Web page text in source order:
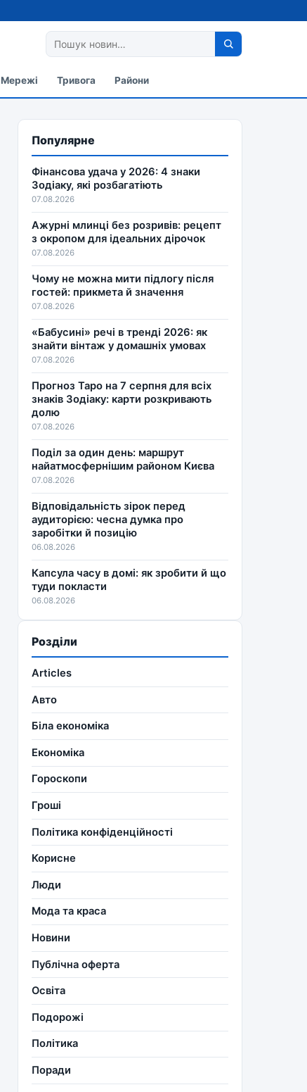
Мережі Тривога Райони
Популярне
Фінансова удача у 2026: 4 знаки
Зодіаку, які розбагатіють
07.08.2026
Ажурні млинці без розривів: рецепт
з окропом для ідеальних дірочок
07.08.2026
Чому не можна мити підлогу після
гостей: прикмета й значення
07.08.2026
«Бабусині» речі в тренді 2026: як
знайти вінтаж у домашніх умовах
07.08.2026
Прогноз Таро на 7 серпня для всіх
знаків Зодіаку: карти розкривають
долю
07.08.2026
Поділ за один день: маршрут
найатмосфернішим районом Києва
07.08.2026
Відповідальність зірок перед
аудиторією: чесна думка про
заробітки й позицію
06.08.2026
Капсула часу в домі: як зробити й що
туди покласти
06.08.2026
Розділи
Articles
Авто
Біла економіка
Економіка
Гороскопи
Гроші
Політика конфіденційності
Корисне
Люди
Мода та краса
Новини
Публічна оферта
Освіта
Подорожі
Політика
Поради